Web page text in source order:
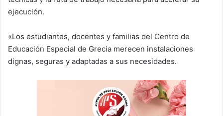
ejecución.
«Los estudiantes, docentes y familias del Centro de
Educación Especial de Grecia merecen instalaciones
dignas, seguras y adaptadas a sus necesidades.